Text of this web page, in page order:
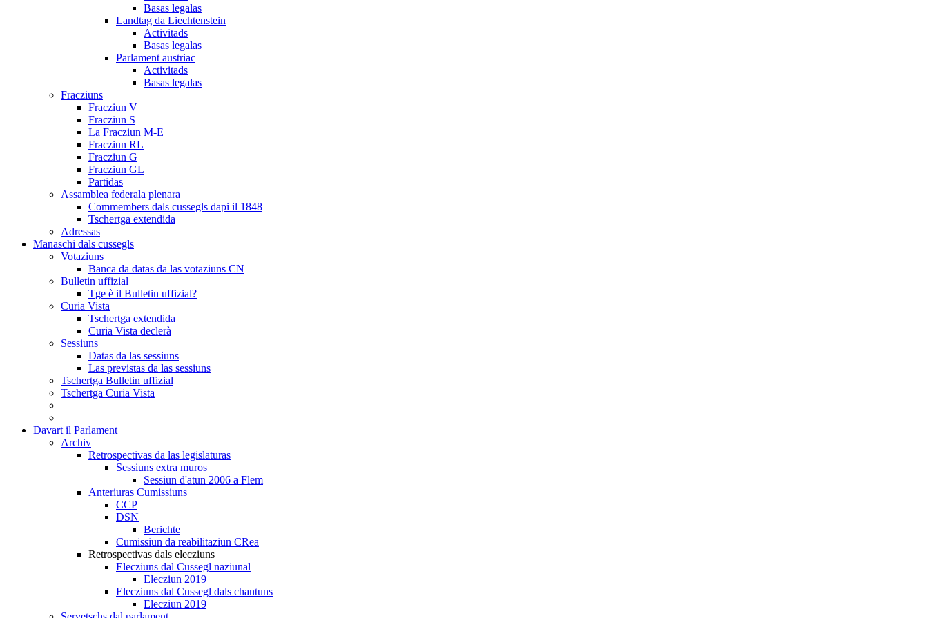
Basas legalas
Landtag da Liechtenstein
Activitads
Basas legalas
Parlament austriac
Activitads
Basas legalas
Fracziuns
Fracziun V
Fracziun S
La Fracziun M-E
Fracziun RL
Fracziun G
Fracziun GL
Partidas
Assamblea federala plenara
Commembers dals cussegls dapi il 1848
Tschertga extendida
Adressas
Manaschi dals cussegls
Votaziuns
Banca da datas da las votaziuns CN
Bulletin uffizial
Tge è il Bulletin uffizial?
Curia Vista
Tschertga extendida
Curia Vista declerà
Sessiuns
Datas da las sessiuns
Las previstas da las sessiuns
Tschertga Bulletin uffizial
Tschertga Curia Vista
Davart il Parlament
Archiv
Retrospectivas da las legislaturas
Sessiuns extra muros
Sessiun d'atun 2006 a Flem
Anteriuras Cumissiuns
CCP
DSN
Berichte
Cumissiun da reabilitaziun CRea
Retrospectivas dals elecziuns
Elecziuns dal Cussegl naziunal
Elecziun 2019
Elecziuns dal Cussegl dals chantuns
Elecziun 2019